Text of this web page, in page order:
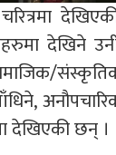
देखिने
,
देखिएकी छन् ।